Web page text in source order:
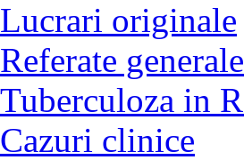
Lucrari originale
Referate generale
Tuberculoza in
Cazuri clinice